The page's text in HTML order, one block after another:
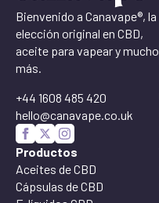
Bienvenido a Canavape®, la
elección original en CBD,
aceite para vapear y mucho
más.
+44 1608 485 420
hello@canavape.co.uk
Productos
Aceites de CBD
Cápsulas de CBD